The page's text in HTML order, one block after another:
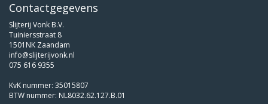
Contactgegevens
Slijterij Vonk B.V.
Tuiniersstraat 8
1501NK Zaandam
info@slijterijvonk.nl
075 616 9355
KvK nummer: 35015807
BTW nummer: NL8032.62.127.B.01